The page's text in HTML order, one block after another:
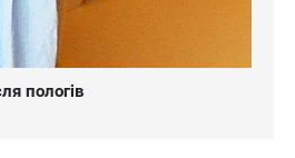
пологів